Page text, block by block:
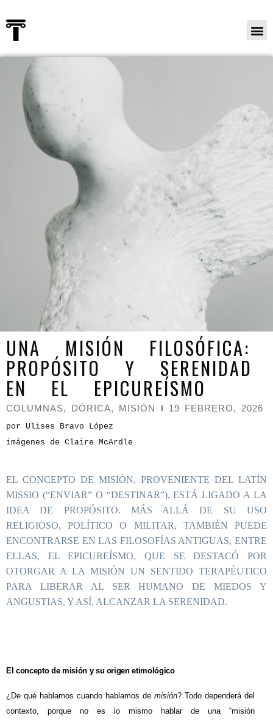
UNA MISIÓN FILOSÓFICA:
PROPÓSITO Y SERENIDAD
EN EL EPICUREÍSMO
COLUMNAS, DÓRICA, MISIÓN 19 FEBRERO, 2026
por Ulises Bravo López
imágenes de Claire McArdle
EL CONCEPTO DE MISIÓN, PROVENIENTE DEL LATÍN
MISSIO (“ENVIAR” O “DESTINAR”), ESTÁ LIGADO A LA
IDEA DE PROPÓSITO. MÁS ALLÁ DE SU USO
RELIGIOSO, POLÍTICO O MILITAR, TAMBIÉN PUEDE
ENCONTRARSE EN LAS FILOSOFÍAS ANTIGUAS, ENTRE
ELLAS, EL EPICUREÍSMO, QUE SE DESTACÓ POR
OTORGAR A LA MISIÓN UN SENTIDO TERAPÉUTICO
PARA LIBERAR AL SER HUMANO DE MIEDOS Y
ANGUSTIAS, Y ASÍ, ALCANZAR LA SERENIDAD.
El concepto de misión y su origen etimológico
¿De qué hablamos cuando hablamos de misión? Todo dependerá del
contexto, porque no es lo mismo hablar de una “misión